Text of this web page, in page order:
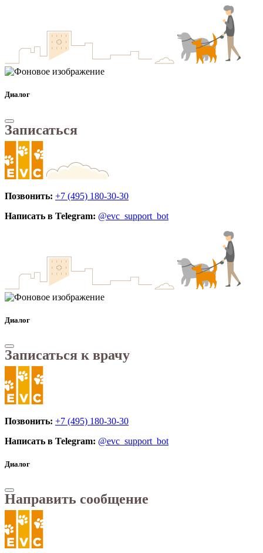
Диалог
Записаться
Позвонить: +7 (495) 180-30-30
Написать в Telegram: @evc_support_bot
Диалог
Записаться к врачу
Позвонить: +7 (495) 180-30-30
Написать в Telegram: @evc_support_bot
Диалог
Направить сообщение